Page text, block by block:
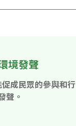
境發聲
成民眾的參與和行
聲。